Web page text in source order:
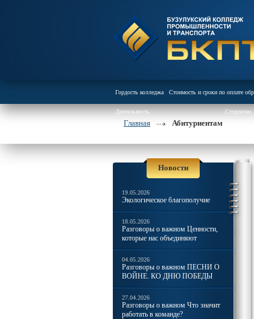
Гордость колледжа Стоимость и сроки по оплате
Деятельность Студентам
Главная Абитуриентам
Новости
19.05.2026
Экологическое благополучие
18.05.2026
Разговоры о важном Ценности,
которые нас объединяют
04.05.2026
Разговоры о важном ПЕСНИ О
ВОЙНЕ. КО ДНЮ ПОБЕДЫ
27.04.2026
Разговоры о важном Что значит
работать в команде?